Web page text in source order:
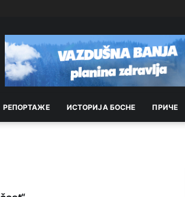
РEПОРТАЖE ИСТОРИЈА БОСНЕ ПРИЧЕ